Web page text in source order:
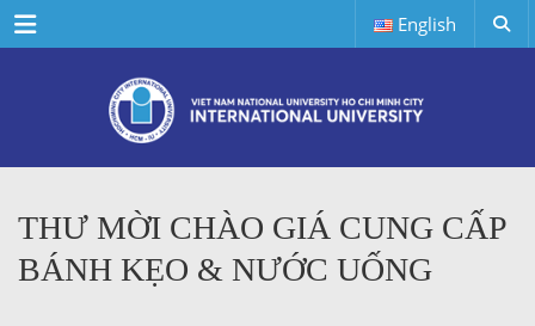
Menu English
THƯ MỜI CHÀO GIÁ CUNG CẤP
BÁNH KẸO & NƯỚC UỐNG